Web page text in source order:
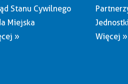
Stanu Cywilnego
Miejska
»
Więcej »